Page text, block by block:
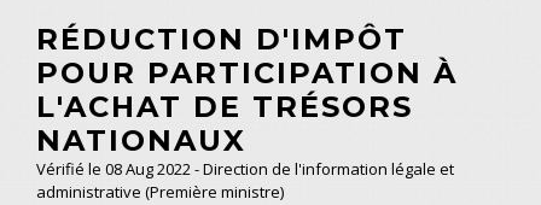
RÉDUCTION D'IMPÔT
POUR PARTICIPATION À
L'ACHAT DE TRÉSORS
NATIONAUX
Vérifié le 08 Aug 2022 - Direction de l'information légale et
administrative (Première ministre)